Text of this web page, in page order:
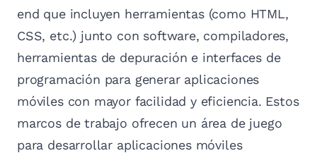
end que incluyen herramientas (como HTML,
CSS, etc.) junto con software, compiladores,
herramientas de depuración e interfaces de
programación para generar aplicaciones
móviles con mayor facilidad y eficiencia. Estos
marcos de trabajo ofrecen un área de juego
para desarrollar aplicaciones móviles